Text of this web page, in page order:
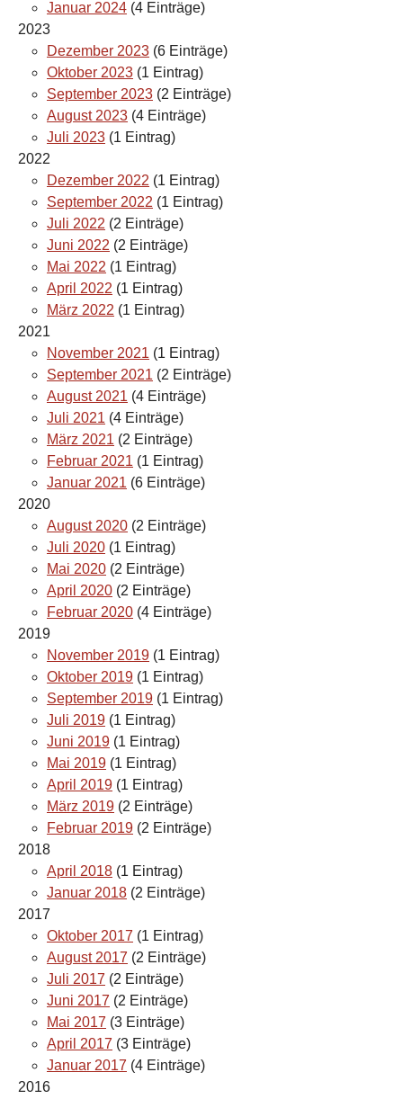
Januar 2024 (4 Einträge)
2023
Dezember 2023 (6 Einträge)
Oktober 2023 (1 Eintrag)
September 2023 (2 Einträge)
August 2023 (4 Einträge)
Juli 2023 (1 Eintrag)
2022
Dezember 2022 (1 Eintrag)
September 2022 (1 Eintrag)
Juli 2022 (2 Einträge)
Juni 2022 (2 Einträge)
Mai 2022 (1 Eintrag)
April 2022 (1 Eintrag)
März 2022 (1 Eintrag)
2021
November 2021 (1 Eintrag)
September 2021 (2 Einträge)
August 2021 (4 Einträge)
Juli 2021 (4 Einträge)
März 2021 (2 Einträge)
Februar 2021 (1 Eintrag)
Januar 2021 (6 Einträge)
2020
August 2020 (2 Einträge)
Juli 2020 (1 Eintrag)
Mai 2020 (2 Einträge)
April 2020 (2 Einträge)
Februar 2020 (4 Einträge)
2019
November 2019 (1 Eintrag)
Oktober 2019 (1 Eintrag)
September 2019 (1 Eintrag)
Juli 2019 (1 Eintrag)
Juni 2019 (1 Eintrag)
Mai 2019 (1 Eintrag)
April 2019 (1 Eintrag)
März 2019 (2 Einträge)
Februar 2019 (2 Einträge)
2018
April 2018 (1 Eintrag)
Januar 2018 (2 Einträge)
2017
Oktober 2017 (1 Eintrag)
August 2017 (2 Einträge)
Juli 2017 (2 Einträge)
Juni 2017 (2 Einträge)
Mai 2017 (3 Einträge)
April 2017 (3 Einträge)
Januar 2017 (4 Einträge)
2016